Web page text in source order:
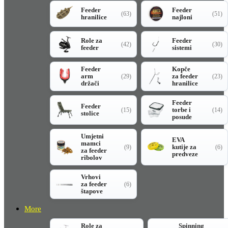
Feeder
hranilice
(63)
Feeder
najloni
(51)
Role za
feeder
(42)
Feeder
sistemi
(30)
Feeder
arm
držači
(29)
Kopče
za feeder
hranilice
(23)
Feeder
stolice
(15)
Feeder
torbe i
posude
(14)
Umjetni
mamci
za feeder
ribolov
(9)
EVA
kutije za
predveze
(6)
Vrhovi
za feeder
štapove
(6)
More
Role za
Spinning